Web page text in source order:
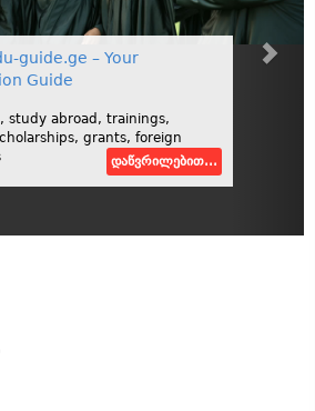
guide.ge – Your
Guide
study abroad, trainings,
grants, foreign
დაწვრილებით...